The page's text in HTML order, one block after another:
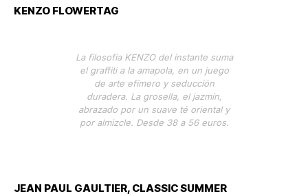
KENZO FLOWERTAG
La filosofía KENZO del instante suma
el graffiti a la amapola, en un juego
de arte efímero y seducción
duradera. La grosella, el jazmín,
abrazado por un suave té oriental y
por almizcle. Desde 38 a 56 euros.
JEAN PAUL GAULTIER, CLASSIC SUMMER